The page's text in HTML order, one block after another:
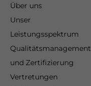
Über uns
Unser
Leistungsspektrum
Qualitätsmanagement
und Zertifizierung
Vertretungen